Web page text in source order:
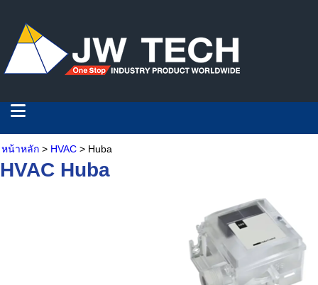
หน้าหลัก > HVAC > Huba
HVAC Huba